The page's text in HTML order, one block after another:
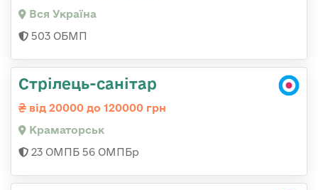
Вся Україна
503 ОБМП
Стрілець-санітар
від 20000 до 120000 грн
Краматорськ
23 ОМПБ 56 ОМПБр